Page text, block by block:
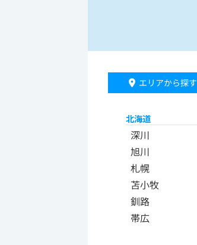
エリアから探す
北海道
深川
旭川
札幌
苫小牧
釧路
帯広